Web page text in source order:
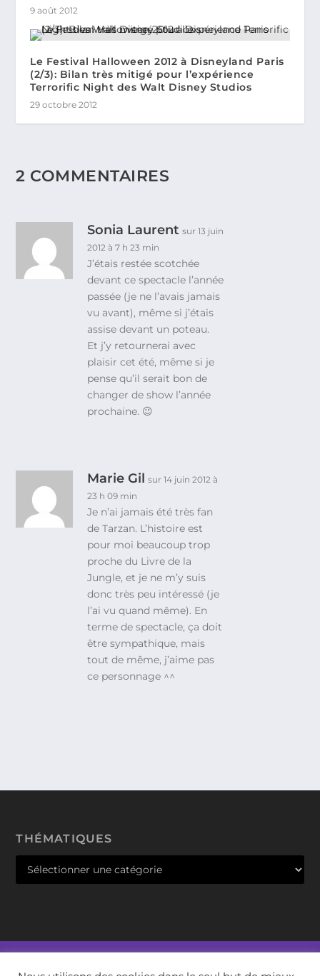
9 août 2012
Le Festival Halloween 2012 à Disneyland Paris
(2/3): Bilan très mitigé pour l’expérience
Terrorific Night des Walt Disney Studios
29 octobre 2012
2 COMMENTAIRES
Sonia Laurent sur 13 juin
2012 à 7 h 23 min
J’étais restée scotchée
devant ce spectacle l’année
passée (je ne l’avais jamais
vu avant), même si j’étais
assise devant un poteau.
Et j’y retournerai avec
plaisir cet été, même si je
pense qu’il serait bon de
changer de show l’année
prochaine. 😉
Marie Gil sur 14 juin 2012 à
23 h 09 min
Je n’ai jamais été très fan
de Tarzan. L’histoire est
pour moi beaucoup trop
proche du Livre de la
Jungle, et je ne m’y suis
donc très peu intéressé (je
l’ai vu quand même). En
terme de spectacle, ça doit
être sympathique, mais
tout de même, j’aime pas
ce personnage ^^
THÉMATIQUES